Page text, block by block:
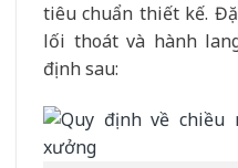
tiêu chuẩn thiết kế.
lối thoát và hành
định sau: